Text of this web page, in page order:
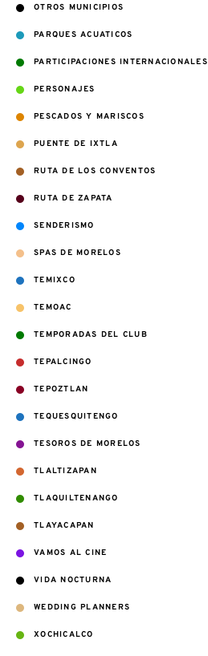
OTROS MUNICIPIOS
PARQUES ACUATICOS
PARTICIPACIONES INTERNACIONALES
PERSONAJES
PESCADOS Y MARISCOS
PUENTE DE IXTLA
RUTA DE LOS CONVENTOS
RUTA DE ZAPATA
SENDERISMO
SPAS DE MORELOS
TEMIXCO
TEMOAC
TEMPORADAS DEL CLUB
TEPALCINGO
TEPOZTLAN
TEQUESQUITENGO
TESOROS DE MORELOS
TLALTIZAPAN
TLAQUILTENANGO
TLAYACAPAN
VAMOS AL CINE
VIDA NOCTURNA
WEDDING PLANNERS
XOCHICALCO